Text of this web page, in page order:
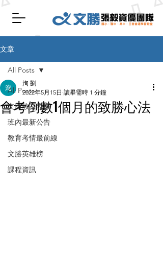
文章
All Posts
文勝教育專欄
班內最新公告
教育考情最前線
文勝英雄榜
課程資訊
All Posts
會考倒數1個月的致勝心法
洵 劉
2022年5月15日 讀畢需時 1 分鐘